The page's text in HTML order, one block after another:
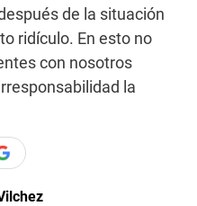
de la situación
ridículo. En esto no
con nosotros
la